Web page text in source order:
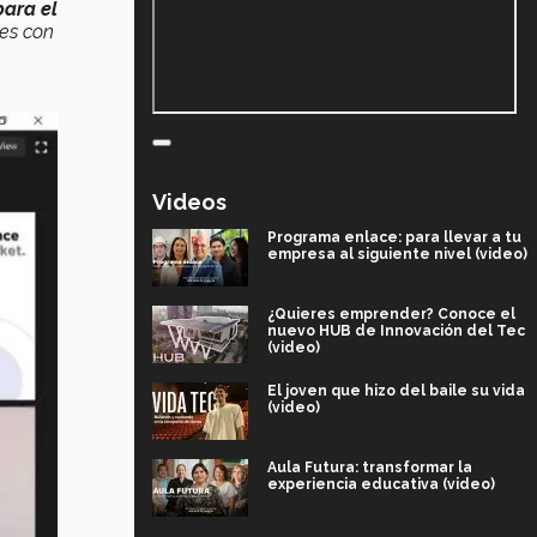
el
con
Videos
Programa enlace: para llevar a tu
empresa al siguiente nivel (video)
¿Quieres emprender? Conoce el
nuevo HUB de Innovación del Tec
(video)
El joven que hizo del baile su vida
(video)
Aula Futura: transformar la
experiencia educativa (video)